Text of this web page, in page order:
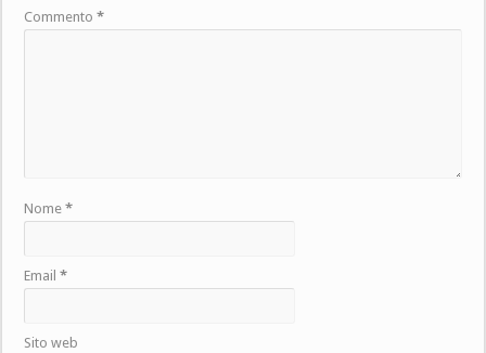
Commento*
Nome*
Email*
Sito web